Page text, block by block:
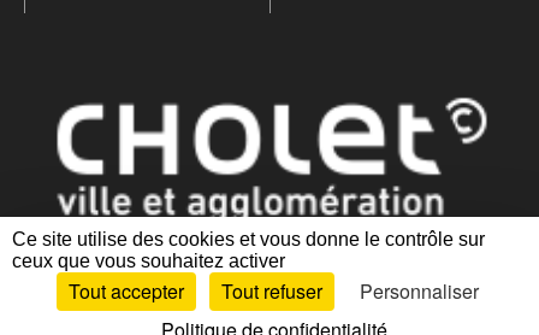
Ce site utilise des cookies et vous donne le contrôle sur
ceux que vous souhaitez activer
Tout accepter Tout refuser
Personnaliser
Mentions légales|Politique de confidentialité
des cookies |Plan du site Accessibilité : partiellement conforme